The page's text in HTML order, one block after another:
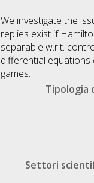
We investigate the
replies exist if
separable w.r.t.
differential equations
games.
Tipologia
Settori